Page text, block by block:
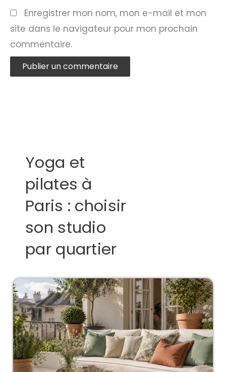
Enregistrer mon nom, mon e-mail et mon
site dans le navigateur pour mon prochain
commentaire.
Yoga et
pilates à
Paris : choisir
son studio
par quartier